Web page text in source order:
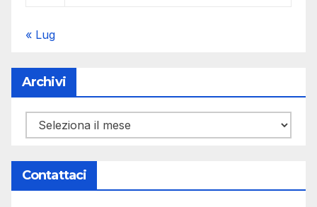
« Lug
Archivi
Archivi
Contattaci